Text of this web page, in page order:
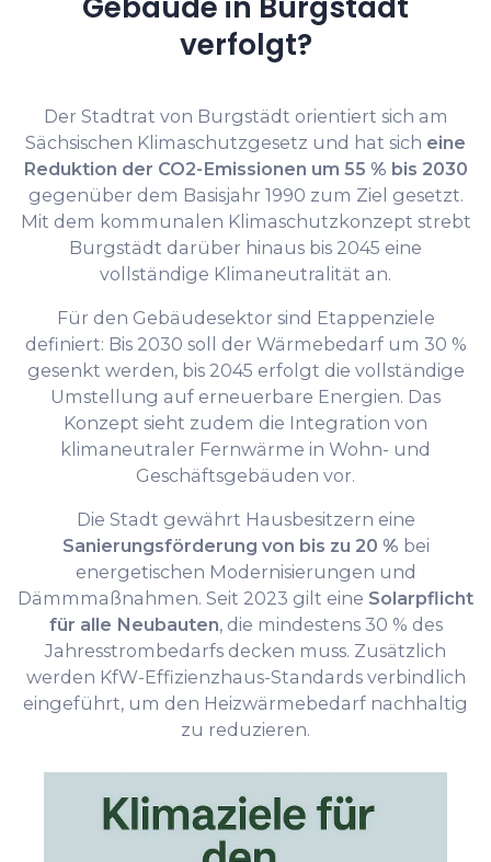
verfolgt?
Der Stadtrat von Burgstädt orientiert sich am
Sächsischen Klimaschutzgesetz und hat sich eine
Reduktion der CO2-Emissionen um 55 % bis 2030
gegenüber dem Basisjahr 1990 zum Ziel gesetzt.
Mit dem kommunalen Klimaschutzkonzept strebt
Burgstädt darüber hinaus bis 2045 eine
vollständige Klimaneutralität an.
Für den Gebäudesektor sind Etappenziele
definiert: Bis 2030 soll der Wärmebedarf um 30 %
gesenkt werden, bis 2045 erfolgt die vollständige
Umstellung auf erneuerbare Energien. Das
Konzept sieht zudem die Integration von
klimaneutraler Fernwärme in Wohn- und
Geschäftsgebäuden vor.
Die Stadt gewährt Hausbesitzern eine
Sanierungsförderung von bis zu 20 % bei
energetischen Modernisierungen und
Dämmmaßnahmen. Seit 2023 gilt eine Solarpflicht
für alle Neubauten, die mindestens 30 % des
Jahresstrombedarfs decken muss. Zusätzlich
werden KfW-Effizienzhaus-Standards verbindlich
eingeführt, um den Heizwärmebedarf nachhaltig
zu reduzieren.